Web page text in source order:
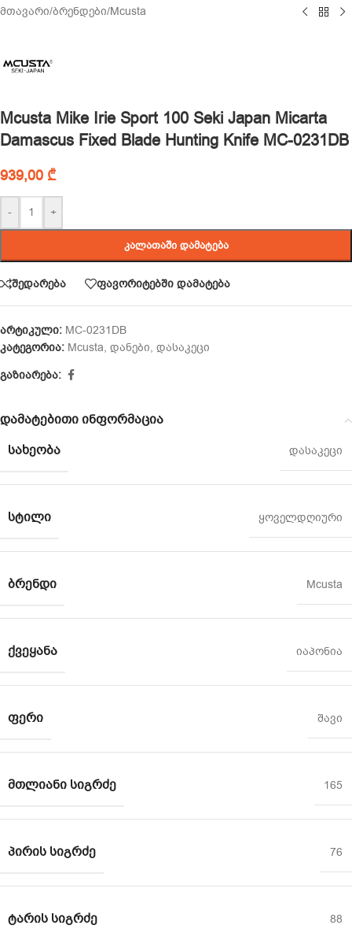
მთავარი/ბრენდები/Mcusta
Mcusta Mike Irie Sport 100 Seki Japan Micarta
Damascus Fixed Blade Hunting Knife MC-0231DB
939,00 ₾
- +
ᲙᲐᲚᲐᲗᲐᲨᲘ ᲓᲐᲛᲐᲢᲔᲑᲐ
შედარება ფავორიტებში დამატება
არტიკული: MC-0231DB
კატეგორია: Mcusta, დანები, დასაკეცი
გაზიარება:
დამატებითი ინფორმაცია
ᲡᲐᲮᲔᲝᲑᲐ
დასაკეცი
ᲡᲢᲘᲚᲘ ყოველდღიური
ᲑᲠᲔᲜᲓᲘ Mcusta
ᲥᲕᲔᲧᲐᲜᲐ იაპონია
ᲤᲔᲠᲘ შავი
ᲛᲗᲚᲘᲐᲜᲘ ᲡᲘᲒᲠᲫᲔ 165
ᲞᲘᲠᲘᲡ ᲡᲘᲒᲠᲫᲔ 76
ᲢᲐᲠᲘᲡ ᲡᲘᲒᲠᲫᲔ 88